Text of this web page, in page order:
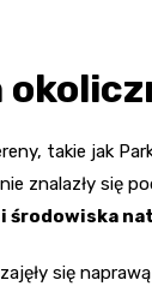
takie jak
znalazły się
się